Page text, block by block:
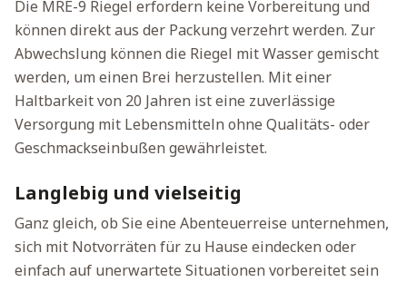
Die MRE-9 Riegel erfordern keine Vorbereitung und
können direkt aus der Packung verzehrt werden. Zur
Abwechslung können die Riegel mit Wasser gemischt
werden, um einen Brei herzustellen. Mit einer
Haltbarkeit von 20 Jahren ist eine zuverlässige
Versorgung mit Lebensmitteln ohne Qualitäts- oder
Geschmackseinbußen gewährleistet.
Langlebig und vielseitig
Ganz gleich, ob Sie eine Abenteuerreise unternehmen,
sich mit Notvorräten für zu Hause eindecken oder
einfach auf unerwartete Situationen vorbereitet sein